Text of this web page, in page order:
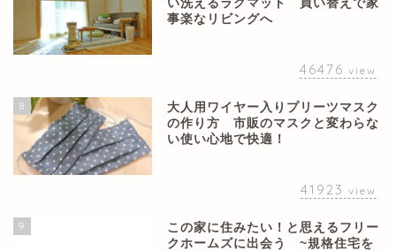
い洗えるラグマット 買い替えで家
事楽なリビングへ
46476 view
8
大人用ワイヤー入りプリーツマスク
の作り方 市販のマスクと変わらな
い使い心地で快適！
41923 view
9
この家に住みたい！と思えるフリー
クホームズに出会う ~規格住宅を